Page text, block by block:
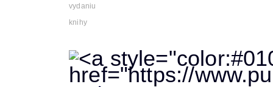
vydaniu
knihy